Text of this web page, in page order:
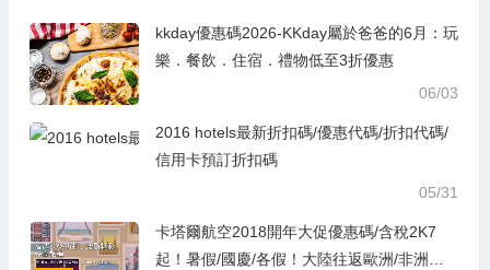
kkday優惠碼2026-KKday屬於爸爸的6月：玩
樂．餐飲．住宿．禮物低至3折優惠
06/03
2016 hotels最新折扣碼/優惠代碼/折扣代碼/
信用卡預訂折扣碼
05/31
卡塔爾航空2018開年大促優惠碼/含稅2K7
起！暑假/國慶/各假！大陸往返歐洲/非洲特